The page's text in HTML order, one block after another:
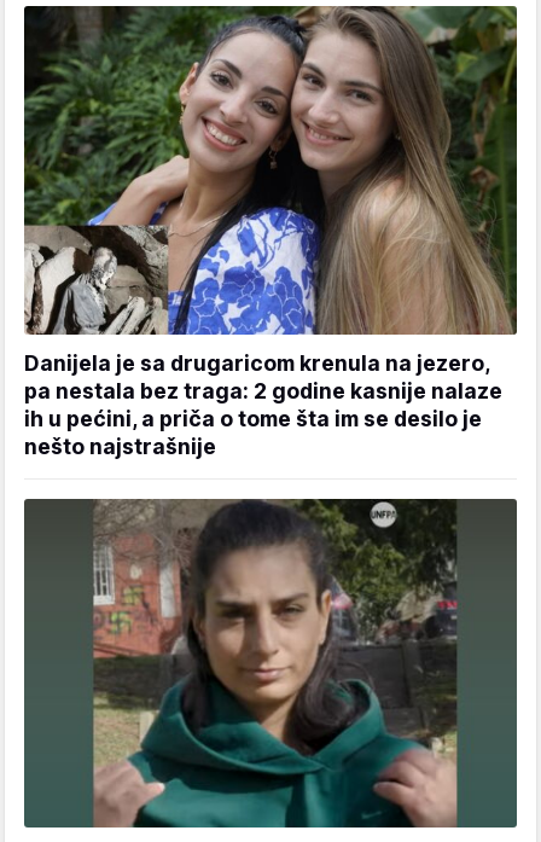
Danijela je sa drugaricom krenula na jezero,
pa nestala bez traga: 2 godine kasnije nalaze
ih u pećini, a priča o tome šta im se desilo je
nešto najstrašnije